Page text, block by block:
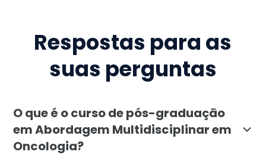
Respostas para as
suas perguntas
O que é o curso de pós-graduação
em Abordagem Multidisciplinar em
Oncologia?